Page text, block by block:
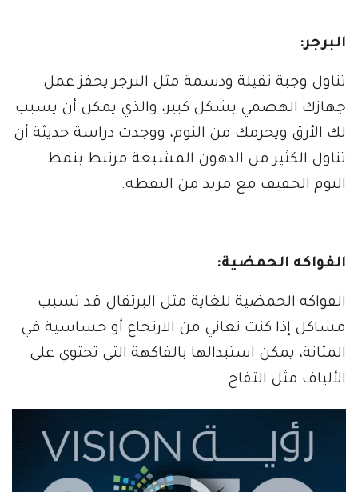
البرجر:
تناول وجبة ثقيلة ودسمة مثل البرجر يحفز عمل
جهازك الهضمي بشكل كبير، والذي يمكن أن يسبب
لك الأرق ويحرمك من النوم، ووجدت دراسة حديثة أن
تناول الكثير من الدهون المشبعة مرتبط بنمط
النوم الخفيف مع مزيد من اليقظة.
الفواكه الحمضية:
الفواكه الحمضية للغاية مثل البرتقال قد تسبب
مشاكل إذا كنت تعاني من الارتجاع أو حساسية في
المثانة، يمكن استبدالها بالفاكهة التي تحتوي على
الألياف مثل التفاح.